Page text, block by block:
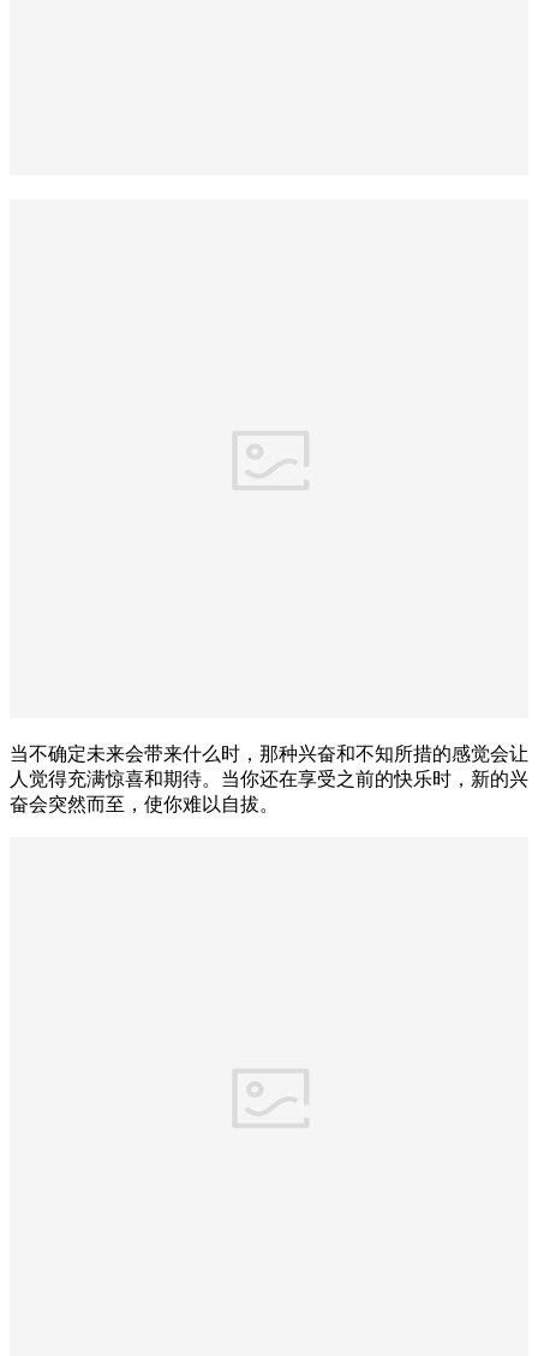
当不确定未来会带来什么时，那种兴奋和不知所措的感觉会让
人觉得充满惊喜和期待。当你还在享受之前的快乐时，新的兴
奋会突然而至，使你难以自拔。